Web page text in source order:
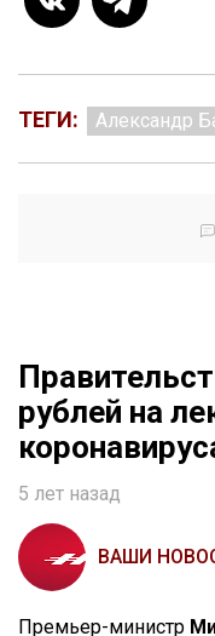
ТЕГИ: Александр
рублей на
5 лет назад
ВАШИ
Премьер-министр